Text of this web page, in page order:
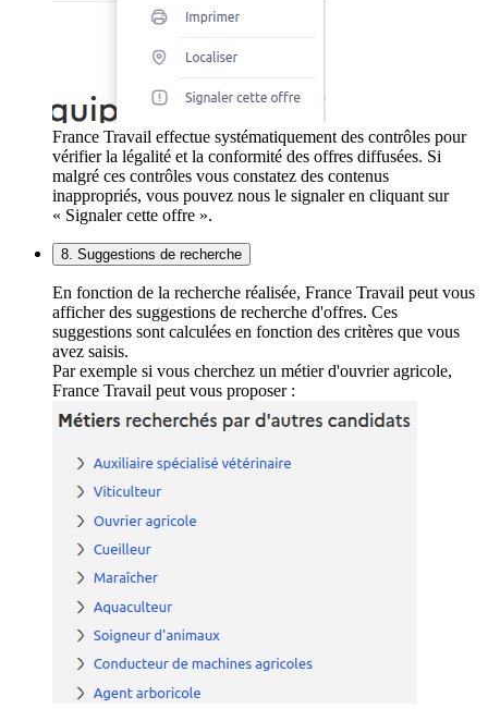
France Travail effectue systématiquement des contrôles pour
vérifier la légalité et la conformité des offres diffusées. Si
malgré ces contrôles vous constatez des contenus
inappropriés, vous pouvez nous le signaler en cliquant sur
« Signaler cette offre ».
8. Suggestions de recherche
En fonction de la recherche réalisée, France Travail peut vous
afficher des suggestions de recherche d'offres. Ces
suggestions sont calculées en fonction des critères que vous
avez saisis.
Par exemple si vous cherchez un métier d'ouvrier agricole,
France Travail peut vous proposer :